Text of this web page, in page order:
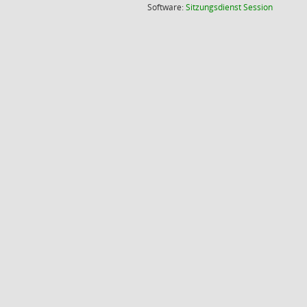
Software:SitzungsdienstSession(Wird in